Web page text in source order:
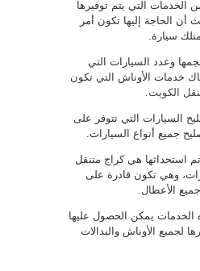
التي يتم توفيرها
أن الحاجة إليها تكون أمر
سيارة.
وعدد السيارات التي
خدمات الأوناش التي تكون
الكويت
السيارات التي تتوفر على
جميع أنواع السيارات.
استحداثها هي كراج متنقل
وهي تكون قادرة على
الأعطال.
يمكن الحصول عليها
لجميع الأوناش والبدالات